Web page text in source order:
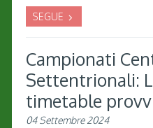
SEGUE
Campionati
Settentrionali:
timetable
04 Settembre 2024